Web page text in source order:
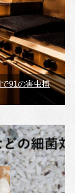
91の害虫捕